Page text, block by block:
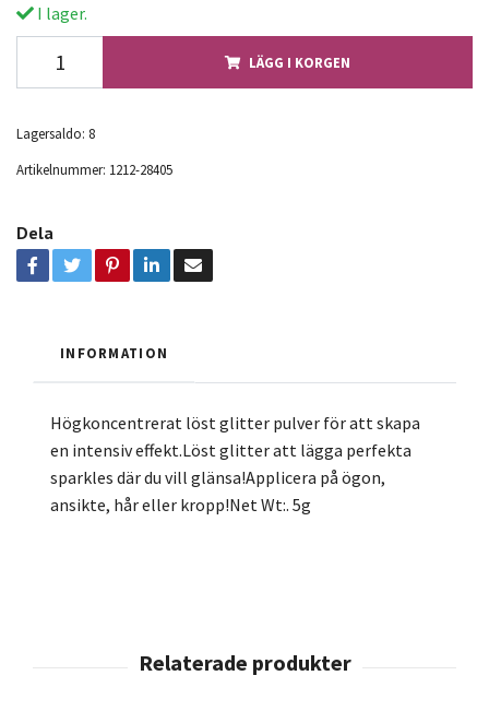
I lager.
LÄGG I KORGEN
Lagersaldo: 8
Artikelnummer: 1212-28405
Dela
INFORMATION
Högkoncentrerat löst glitter pulver för att skapa
en intensiv effekt.Löst glitter att lägga perfekta
sparkles där du vill glänsa!Applicera på ögon,
ansikte, hår eller kropp!Net Wt:. 5g